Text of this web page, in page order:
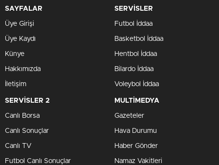
SAYFALAR
Üye Girişi
Üye Kaydı
Künye
Hakkımızda
İletişim
SERVİSLER
Futbol İddaa
Basketbol İddaa
Hentbol İddaa
Bilardo İddaa
Voleybol İddaa
SERVİSLER 2
Canlı Borsa
Canlı Sonuçlar
Canlı TV
Futbol Canlı Sonuçlar
MULTİMEDYA
Gazeteler
Hava Durumu
Haber Gönder
Namaz Vakitleri